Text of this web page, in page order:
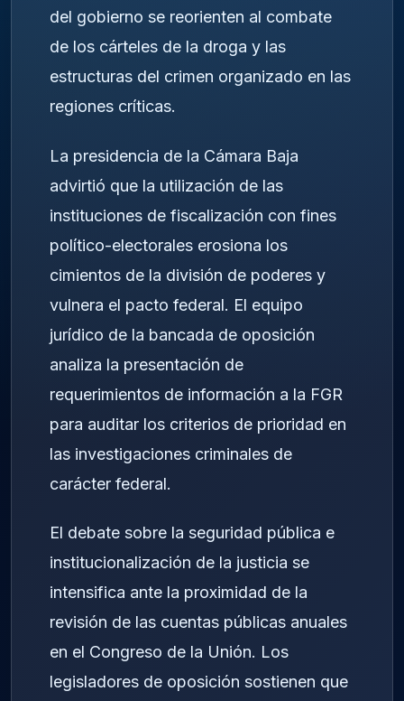
del gobierno se reorienten al combate
de los cárteles de la droga y las
estructuras del crimen organizado en las
regiones críticas.
La presidencia de la Cámara Baja
advirtió que la utilización de las
instituciones de fiscalización con fines
político-electorales erosiona los
cimientos de la división de poderes y
vulnera el pacto federal. El equipo
jurídico de la bancada de oposición
analiza la presentación de
requerimientos de información a la FGR
para auditar los criterios de prioridad en
las investigaciones criminales de
carácter federal.
El debate sobre la seguridad pública e
institucionalización de la justicia se
intensifica ante la proximidad de la
revisión de las cuentas públicas anuales
en el Congreso de la Unión. Los
legisladores de oposición sostienen que